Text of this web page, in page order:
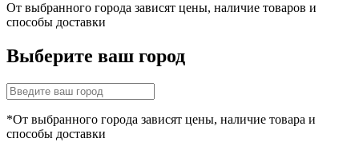
От выбранного города зависят цены, наличие товаров и
способы доставки
Выберите ваш город
*От выбранного города зависят цены, наличие товара и
способы доставки